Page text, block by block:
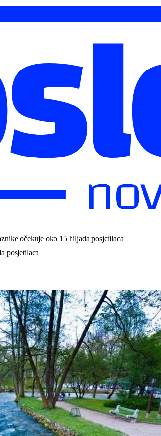
očekuje oko 15 hiljada posjetilaca
posjetilaca